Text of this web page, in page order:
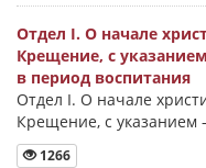
Отдел I. О начале
Крещение, с
в период воспитания
Отдел I. О начале
Крещение, с указанием
1266